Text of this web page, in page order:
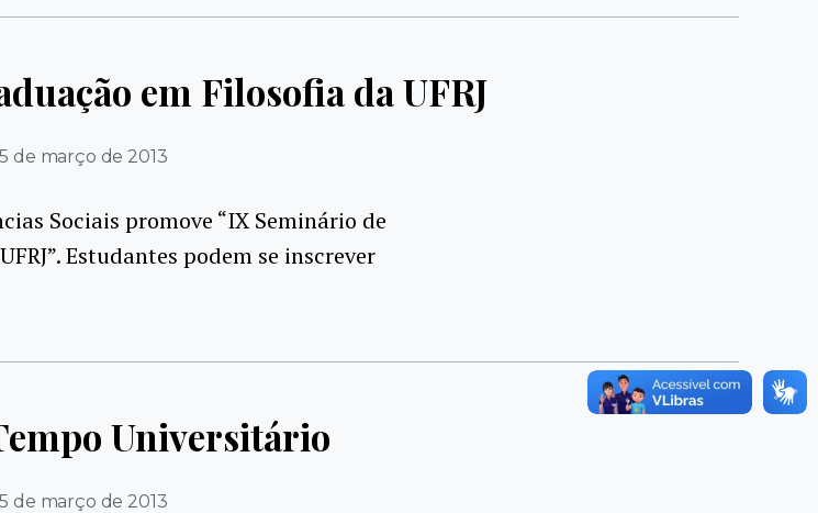
em Filosofia da UFRJ
de março de 2013
Sociais promove “IX Seminário de
Estudantes podem se inscrever
Universitário
de março de 2013